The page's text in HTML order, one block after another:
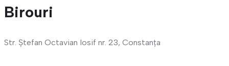
Birouri
Str. Ștefan Octavian Iosif nr. 23, Constanța